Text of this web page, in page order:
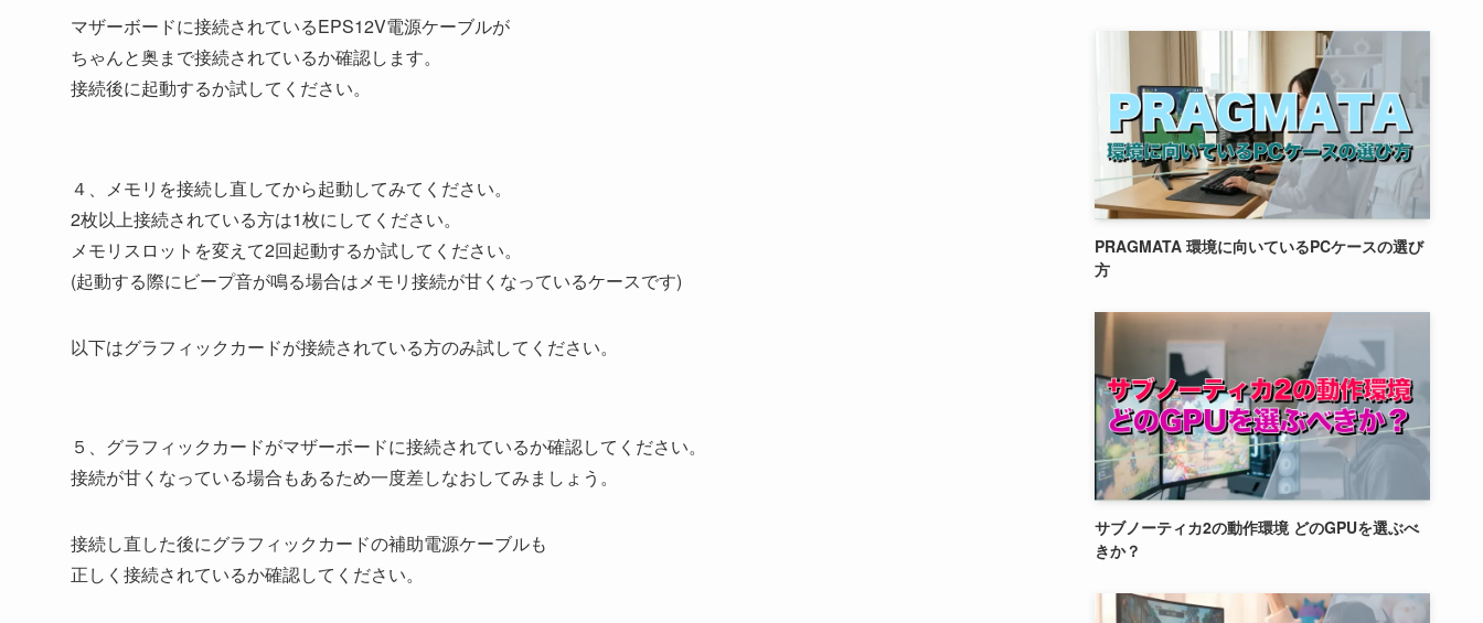
マザーボードに接続されているEPS12V電源ケーブルが
ちゃんと奥まで接続されているか確認します。
接続後に起動するか試してください。
４、メモリを接続し直してから起動してみてください。
2枚以上接続されている方は1枚にしてください。
メモリスロットを変えて2回起動するか試してください。
(起動する際にビープ音が鳴る場合はメモリ接続が甘くなっているケースです)
以下はグラフィックカードが接続されている方のみ試してください。
５、グラフィックカードがマザーボードに接続されているか確認してください。
接続が甘くなっている場合もあるため一度差しなおしてみましょう。
接続し直した後にグラフィックカードの補助電源ケーブルも
正しく接続されているか確認してください。
PRAGMATA 環境に向いているPCケースの選び
方
サブノーティカ2の動作環境 どのGPUを選ぶべ
きか？